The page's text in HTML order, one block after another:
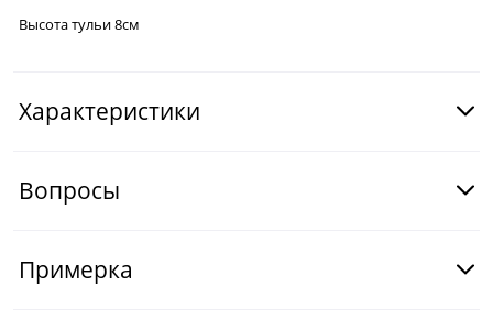
Высота тульи 8см
Характеристики
Вопросы
Примерка